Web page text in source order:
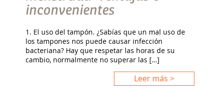
inconvenientes
1. El uso del tampón. ¿Sabías que un mal uso de
los tampones nos puede causar infección
bacteriana? Hay que respetar las horas de su
cambio, normalmente no superar las […]
Leer más >